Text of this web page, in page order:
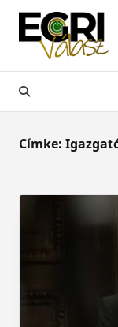
Skip
content
Címke: